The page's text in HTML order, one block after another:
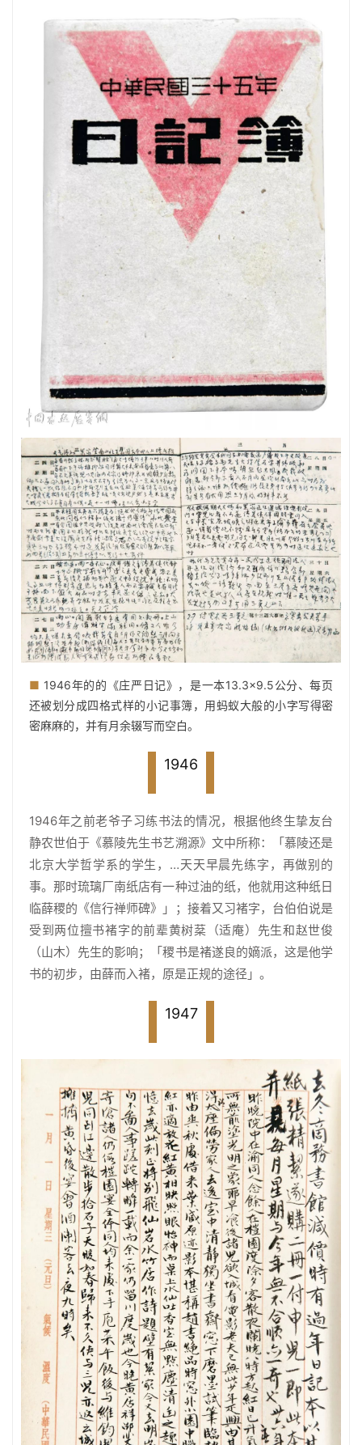
■ 1946年的的《庄严日记》，是一本13.3×9.5公分、每页
还被划分成四格式样的小记事簿，用蚂蚁大般的小字写得密
密麻麻的，并有月余辍写而空白。
1946
1946年之前老爷子习练书法的情况，根据他终生挚友台
静农世伯于《慕陵先生书艺溯源》 文中所称：「慕陵还是
北京大学哲学系的学生，…天天早晨先练字，再做别的
事。那时琉璃厂南纸店有一种过油的纸，他就用这种纸日
临薛稷的《信行禅师碑》
」；接着又习褚字，台伯伯说是
受到两位擅书褚字的前辈黄树棻（适庵）先生和赵世俊
（山木）先生的影响；「稷书是褚遂良的嫡派，这是他学
书的初步，由薛而入褚，原是正规的途径」。
1947